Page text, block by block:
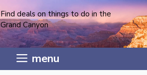
Find deals on things to do in the
Grand Canyon
menu